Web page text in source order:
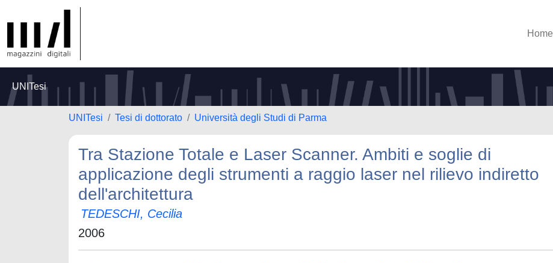
Home
UNITesi
UNITesi Tesi di dottorato Università degli Studi di Parma
Tra Stazione Totale e Laser Scanner. Ambiti e soglie di
applicazione degli strumenti a raggio laser nel rilievo indiretto
dell'architettura
TEDESCHI, Cecilia
2006